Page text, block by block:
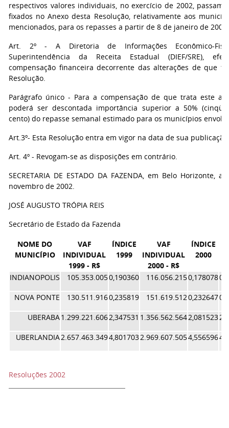
respectivos valores individuais, no exercício de 2002, passam
fixados no Anexo desta Resolução, relativamente aos
mencionados, para os repasses a partir de 8 de janeiro de 2002.
Art. 2º - A Diretoria de Informações Econômico-
Superintendência da Receita Estadual (DIEF/SRE),
compensação financeira decorrente das alterações de que
Resolução.
Parágrafo único - Para a compensação de que trata este
poderá ser descontada importância superior a 50%
cento) do repasse semanal estimado para os municípios
Art.3º- Esta Resolução entra em vigor na data de sua
Art. 4º - Revogam-se as disposições em contrário.
SECRETARIA DE ESTADO DA FAZENDA, em Belo Horizonte,
novembro de 2002.
JOSÉ AUGUSTO TRÓPIA REIS
Secretário de Estado da Fazenda
NOME DO
MUNICÍPIO
VAF
INDIVIDUAL
1999 - R$
ÍNDICE
1999
VAF
INDIVIDUAL
2000 - R$
ÍNDICE
2000
INDIANOPOLIS
105.353.0050,190360 116.056.2150,178078
NOVA PONTE 130.511.9160,235819 151.619.5120,232647
UBERABA1.299.221.6062,347531 1.356.562.5642,081523
UBERLANDIA2.657.463.3494,8017032.969.607.5054,556596
Resoluções 2002